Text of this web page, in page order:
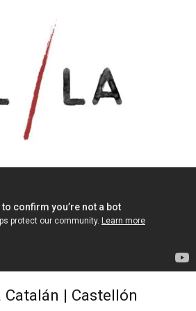
Catalán | Castellón